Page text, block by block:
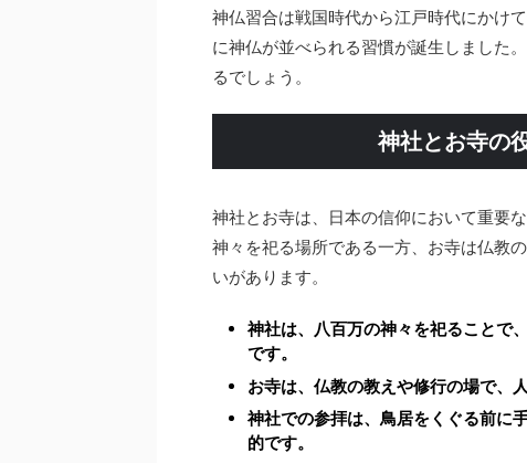
神仏習合は戦国時代から江戸時代にかけ
に神仏が並べられる習慣が誕生しました
るでしょう。
神社とお寺の
神社とお寺は、日本の信仰において重要
神々を祀る場所である一方、お寺は仏教
いがあります。
神社は、八百万の神々を祀ることで
です。
お寺は、仏教の教えや修行の場で、
神社での参拝は、鳥居をくぐる前に
的です。